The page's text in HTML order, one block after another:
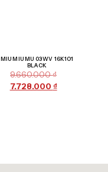
MIU MIU MU 03WV 16K1O1
BLACK
9.660.000₫
7.728.000 ₫